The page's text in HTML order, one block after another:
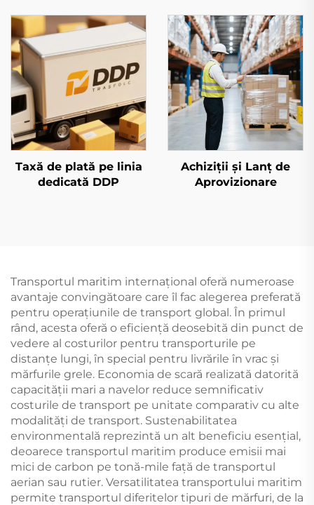
Taxă de plată pe linia
dedicată DDP
Achiziții și Lanț de
Aprovizionare
Transportul maritim internațional oferă numeroase
avantaje convingătoare care îl fac alegerea preferată
pentru operațiunile de transport global. În primul
rând, acesta oferă o eficiență deosebită din punct de
vedere al costurilor pentru transporturile pe
distanțe lungi, în special pentru livrările în vrac și
mărfurile grele. Economia de scară realizată datorită
capacității mari a navelor reduce semnificativ
costurile de transport pe unitate comparativ cu alte
modalități de transport. Sustenabilitatea
environmentală reprezintă un alt beneficiu esențial,
deoarece transportul maritim produce emisii mai
mici de carbon pe tonă-mile față de transportul
aerian sau rutier. Versatilitatea transportului maritim
permite transportul diferitelor tipuri de mărfuri, de la